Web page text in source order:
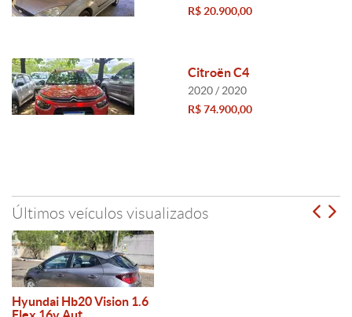
R$ 20.900,00
Citroën C4
2020 / 2020
R$ 74.900,00
Últimos veículos visualizados
Hyundai Hb20 Vision 1.6